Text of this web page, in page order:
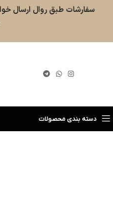
دسته بندی محصولات